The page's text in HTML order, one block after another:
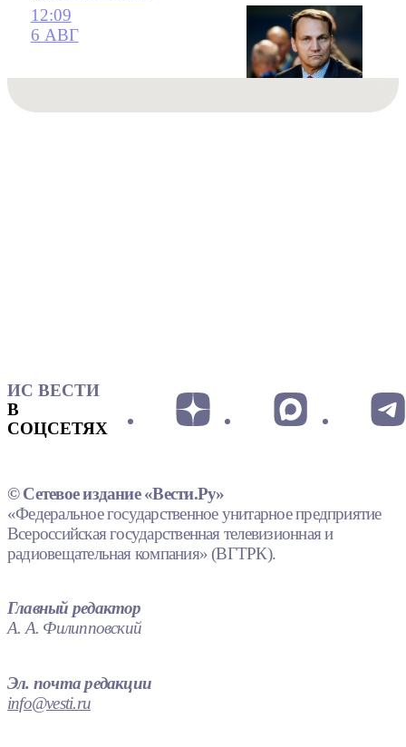
12:09
6 АВГ
ИС ВЕСТИ
В
СОЦСЕТЯХ
© Сетевое издание «Вести.Ру»
«Федеральное государственное унитарное предприятие
Всероссийская государственная телевизионная и
радиовещательная компания» (ВГТРК).
Главный редактор
А. А. Филипповский
Эл. почта редакции
info@vesti.ru